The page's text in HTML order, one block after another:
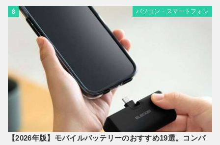
8 パソコン・スマートフォン
【2026年版】モバイルバッテリーのおすすめ19選。コンパ